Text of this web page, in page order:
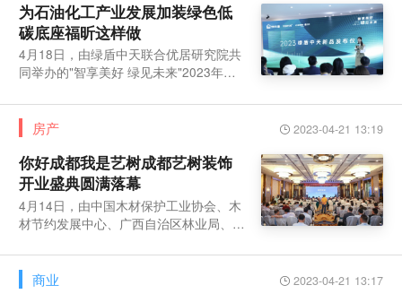
为石油化工产业发展加装绿色低
碳底座福昕这样做
4月18日，由绿盾中天联合优居研究院共
同举办的"智享美好 绿见未来"2023年绿
圆满落幕。中国
2023-04-21 13:19
房产
你好成都我是艺树成都艺树装饰
开业盛典圆满落幕
4月14日，由中国木材保护工业协会、木
材节约发展中心、广西自治区林业局、自
届广西高端绿
2023-04-21 13:17
商业